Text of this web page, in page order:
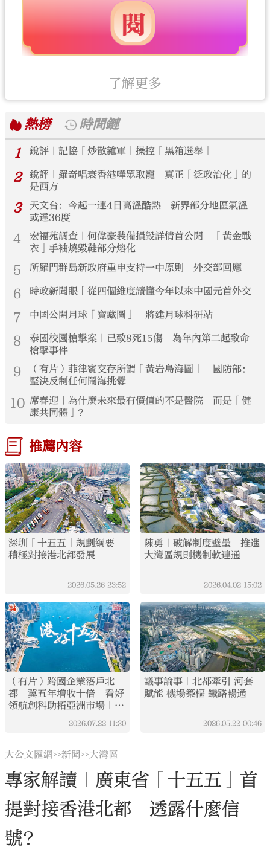
了解更多
熱榜
時間鏈
1
銳評｜記協「炒散雜軍」操控「黑箱選舉」
2
銳評｜羅奇唱衰香港嘩眾取寵 真正「泛政治化」的
是西方
3
天文台：今起一連4日高溫酷熱 新界部分地區氣溫
或達36度
4
宏福苑調查｜何偉豪裝備損毀詳情首公開 「黃金戰
衣」手袖燒毀鞋部分熔化
5 所羅門群島新政府重申支持一中原則 外交部回應
6 時政新聞眼丨從四個維度讀懂今年以來中國元首外交
7 中國公開月球「寶藏圖」 將建月球科研站
8
泰國校園槍擊案｜已致8死15傷 為年內第二起致命
槍擊事件
9
（有片）菲律賓交存所謂「黃岩島海圖」 國防部：
堅決反制任何鬧海挑釁
10 席春迎丨為什麼未來最有價值的不是醫院 而是「健
康共同體」？
推薦內容
深圳「十五五」規劃綱要
積極對接港北都發展
2026.05.26 23:52
陳勇｜破解制度壁壘 推進
大灣區規則機制軟連通
2026.04.02 15:02
（有片）跨國企業落戶北
都 冀五年增收十倍 看好
領航創科助拓亞洲市場｜港
好十五五·EP32026.07.22 11:30
議事論事｜北都牽引 河套
賦能 機場築樞 鐵路暢通
2026.05.22 00:46
大公文匯網>>新聞>>大灣區
專家解讀｜廣東省「十五五」首
提對接香港北都 透露什麼信
號？